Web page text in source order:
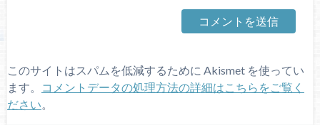
このサイトはスパムを低減するために Akismet を使ってい
ます。
コメントデータの処理方法の詳細はこちらをご覧く
ださい